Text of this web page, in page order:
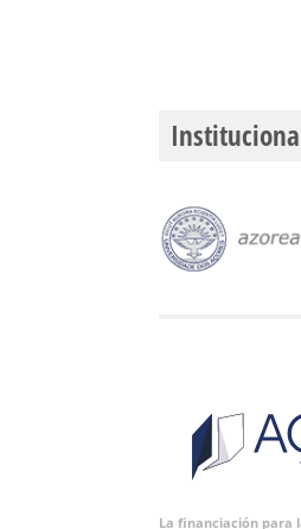
La financiación para